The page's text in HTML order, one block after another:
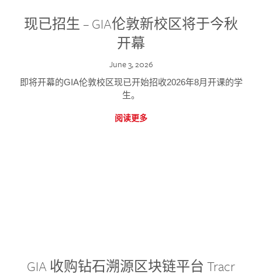
现已招生 – GIA伦敦新校区将于今秋
开幕
June 3, 2026
即将开幕的GIA伦敦校区现已开始招收2026年8月开课的学
生。
阅读更多
GIA 收购钻石溯源区块链平台 Tracr